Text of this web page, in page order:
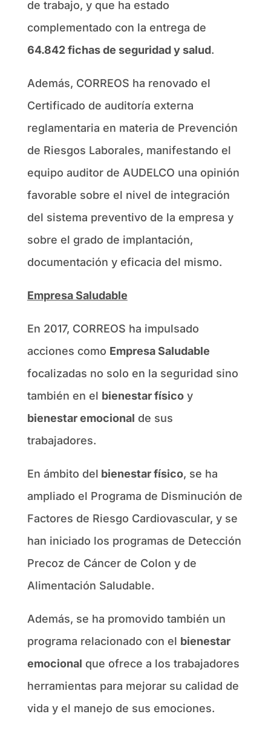
de trabajo, y que ha estado
complementado con la entrega de
64.842 fichas de seguridad y salud.
Además, CORREOS ha renovado el
Certificado de auditoría externa
reglamentaria en materia de Prevención
de Riesgos Laborales, manifestando el
equipo auditor de AUDELCO una opinión
favorable sobre el nivel de integración
del sistema preventivo de la empresa y
sobre el grado de implantación,
documentación y eficacia del mismo.
Empresa Saludable
En 2017, CORREOS ha impulsado
acciones como Empresa Saludable
focalizadas no solo en la seguridad sino
también en el bienestar físicoy
bienestar emocional de sus
trabajadores.
En ámbito del bienestar físico, se ha
ampliado el Programa de Disminución de
Factores de Riesgo Cardiovascular, y se
han iniciado los programas de Detección
Precoz de Cáncer de Colon y de
Alimentación Saludable.
Además, se ha promovido también un
programa relacionado con el bienestar
emocional que ofrece a los trabajadores
herramientas para mejorar su calidad de
vida y el manejo de sus emociones.